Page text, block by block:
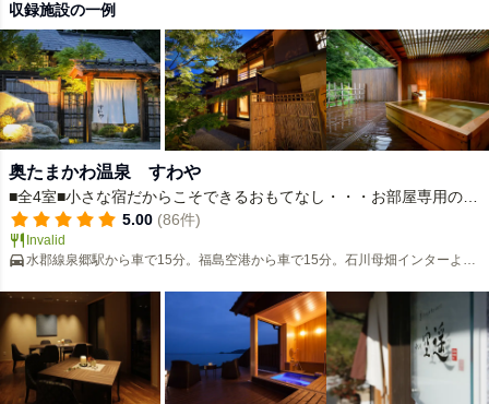
収録施設の一例
奥たまかわ温泉 すわや
■全4室■小さな宿だからこそできるおもてなし・・・お部屋専用の貸
切風呂は24時間入浴可能♪
5.00 (86件)
Invalid
水郡線泉郷駅から車で15分。福島空港から車で15分。石川母畑インターより